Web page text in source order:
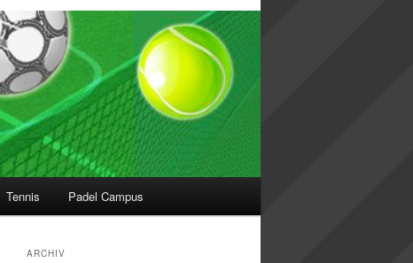
Tennis Padel Campus
ARCHIV